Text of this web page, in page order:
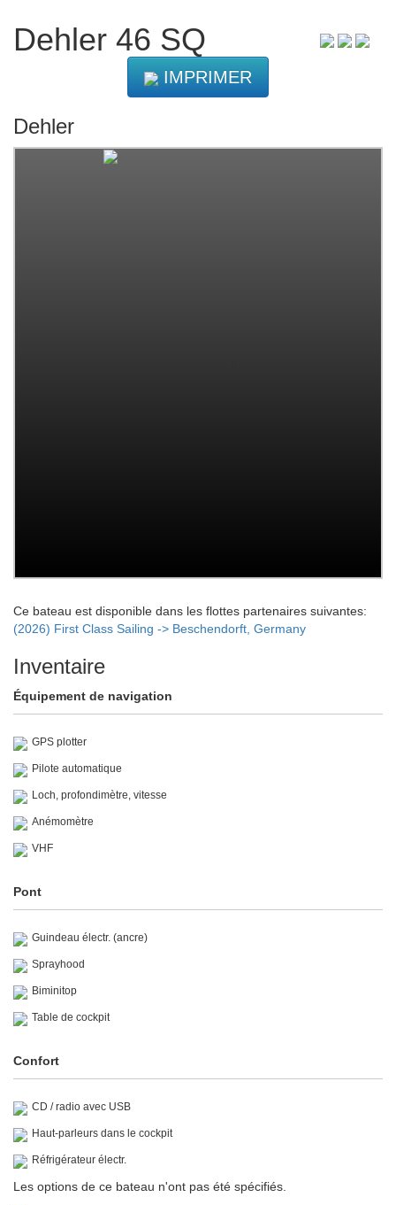
Dehler 46 SQ
IMPRIMER
Dehler
Ce bateau est disponible dans les flottes partenaires suivantes:
(2026) First Class Sailing -> Beschendorft, Germany
Inventaire
Équipement de navigation
GPS plotter
Pilote automatique
Loch, profondimètre, vitesse
Anémomètre
VHF
Pont
Guindeau électr. (ancre)
Sprayhood
Biminitop
Table de cockpit
Confort
CD / radio avec USB
Haut-parleurs dans le cockpit
Réfrigérateur électr.
Les options de ce bateau n'ont pas été spécifiés.